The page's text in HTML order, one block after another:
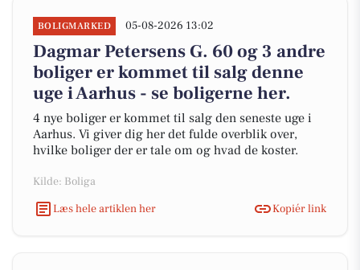
BOLIGMARKED 05-08-2026 13:02
Dagmar Petersens G. 60 og 3 andre
boliger er kommet til salg denne
uge i Aarhus - se boligerne her.
4 nye boliger er kommet til salg den seneste uge i
Aarhus. Vi giver dig her det fulde overblik over,
hvilke boliger der er tale om og hvad de koster.
Kilde: Boliga
Læs hele artiklen her
Kopiér link